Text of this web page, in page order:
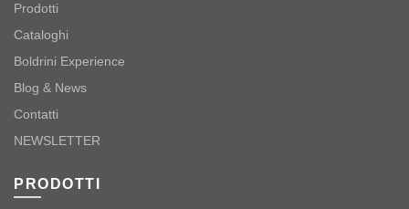
Prodotti
Cataloghi
Boldrini Experience
Blog & News
Contatti
NEWSLETTER
PRODOTTI